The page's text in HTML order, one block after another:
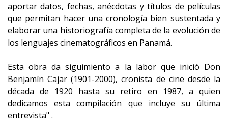
aportar datos, fechas, anécdotas y títulos de películas
que permitan hacer una cronología bien sustentada y
elaborar una historiografía completa de la evolución de
los lenguajes cinematográficos en Panamá.
Esta obra da siguimiento a la labor que inició Don
Benjamín Cajar (1901-2000), cronista de cine desde la
década de 1920 hasta su retiro en 1987, a quien
dedicamos esta compilación que incluye su última
entrevista" .